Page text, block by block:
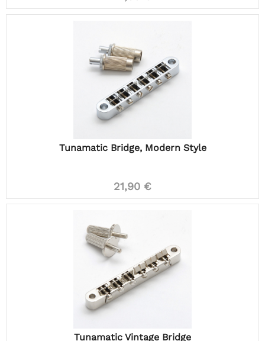
Tunamatic Bridge, Modern Style
21,90 €
Tunamatic Vintage Bridge